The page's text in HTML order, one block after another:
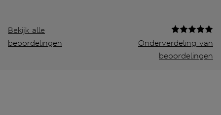
Bekijk alle
beoordelingen
Onderverdeling van
beoordelingen